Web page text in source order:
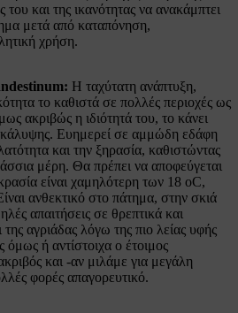
και της ικανότητας να ανακάμπτει
μετά από καταπόνηση,
χρήση.
Η ταχύτατη ανάπτυξη,
το καθιστά σε πολλές περιοχές ως
ακριβώς η ιδιότητά του, το κάνει
Ευημερεί σε αμμώδη εδάφη
και την ξηρασία, καθιστώντας
μέρη. Θα πρέπει να αποφεύγεται
είναι χαμηλότερη των 18 oC,
ανθεκτικό στο πάτημα, στην σκιά
απαιτήσεις σε θρεπτικά και
αγριάδας λόγω της πιο λείας υφής
ή αντίστοιχα ο έτοιμος
και -αν μιλάμε για μεγάλη
φορές απαγορευτικό.